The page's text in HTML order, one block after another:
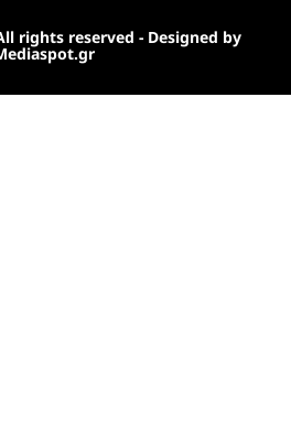
rights reserved - Designed by